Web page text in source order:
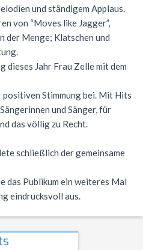
und ständigem Applaus.
von “Moves like Jagger”,
der Menge; Klatschen und
dieses Jahr Frau Zelle mit dem
Stimmung bei. Mit Hits
und Sänger, für
das völlig zu Recht.
schließlich der gemeinsame
das Publikum ein weiteres Mal
eindrucksvoll aus.